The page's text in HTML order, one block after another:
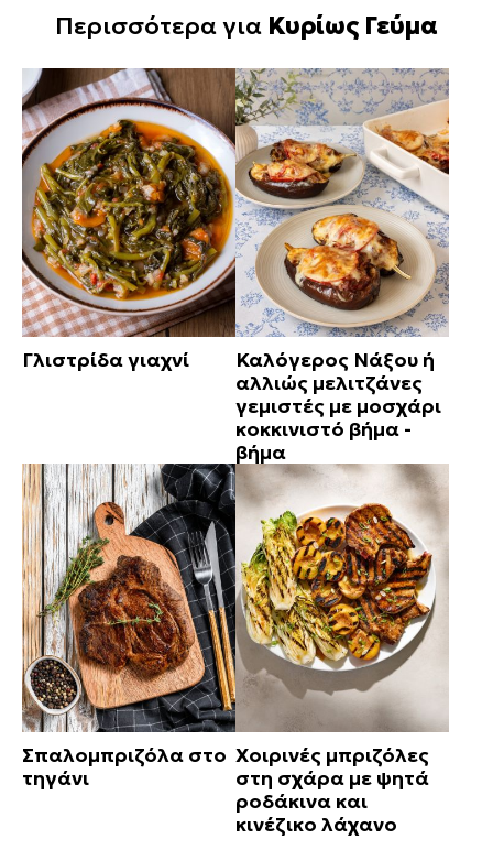
Περισσότερα για Κυρίως Γεύμα
Γλιστρίδα γιαχνί
Καλόγερος Νάξου ή
αλλιώς μελιτζάνες
γεμιστές με μοσχάρι
κοκκινιστό βήμα -
βήμα
Σπαλομπριζόλα στο
τηγάνι
Χοιρινές μπριζόλες
στη σχάρα με ψητά
ροδάκινα και
κινέζικο λάχανο